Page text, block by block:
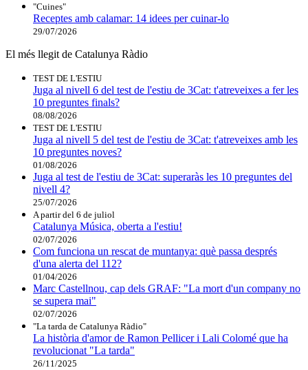
"Cuines"
Receptes amb calamar: 14 idees per cuinar-lo
29/07/2026
El més llegit de Catalunya Ràdio
TEST DE L'ESTIU
Juga al nivell 6 del test de l'estiu de 3Cat: t'atreveixes a fer les
10 preguntes finals?
08/08/2026
TEST DE L'ESTIU
Juga al nivell 5 del test de l'estiu de 3Cat: t'atreveixes amb les
10 preguntes noves?
01/08/2026
Juga al test de l'estiu de 3Cat: superaràs les 10 preguntes del
nivell 4?
25/07/2026
A partir del 6 de juliol
Catalunya Música, oberta a l'estiu!
02/07/2026
Com funciona un rescat de muntanya: què passa després
d'una alerta del 112?
01/04/2026
Marc Castellnou, cap dels GRAF: "La mort d'un company no
se supera mai"
02/07/2026
"La tarda de Catalunya Ràdio"
La història d'amor de Ramon Pellicer i Lali Colomé que ha
revolucionat "La tarda"
26/11/2025